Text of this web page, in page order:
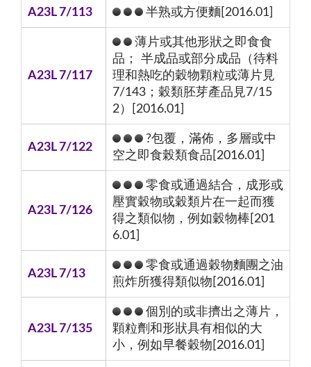
A23L 7/113 半熟或方便麵[2016.01]
A23L 7/117
薄片或其他形狀之即食食
品； 半成品或部分成品（待料
理和熱吃的穀物顆粒或薄片見
7/143；穀類胚芽產品見7/15
2）[2016.01]
A23L 7/122
?包覆，滿佈，多層或中
空之即食榖類食品[2016.01]
A23L 7/126
零食或通過結合，成形或
壓實穀物或穀類片在一起而獲
得之類似物，例如穀物棒[201
6.01]
A23L 7/13
零食或通過穀物麵團之油
煎炸所獲得類似物[2016.01]
A23L 7/135
個別的或非擠出之薄片，
顆粒劑和形狀具有相似的大
小，例如早餐穀物[2016.01]